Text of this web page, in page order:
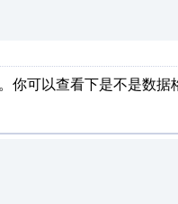
你可以查看下是不是数